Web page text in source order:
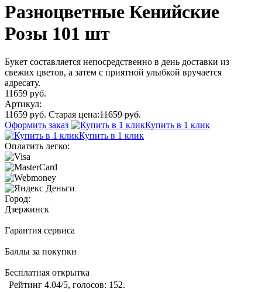
Разноцветные Кенийские
Розы 101 шт
Букет составляется непосредственно в день доставки из
свежих цветов, а затем с приятной улыбкой вручается
адресату.
11659 руб.
Артикул:
11659 руб. Старая цена:11659 руб.
Оформить заказ
Купить в 1 клик
Купить в 1 клик
Оплатить легко:
Город:
Дзержинск
Гарантия сервиса
Баллы за покупки
Бесплатная открытка
Рейтинг 4.04/5, голосов: 152.